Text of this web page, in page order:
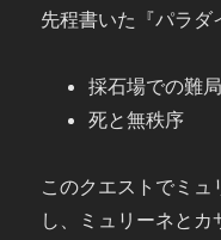
先程書いた『パラダ
採石場での難局
死と無秩序
このクエストでミュ
し、ミュリーネと